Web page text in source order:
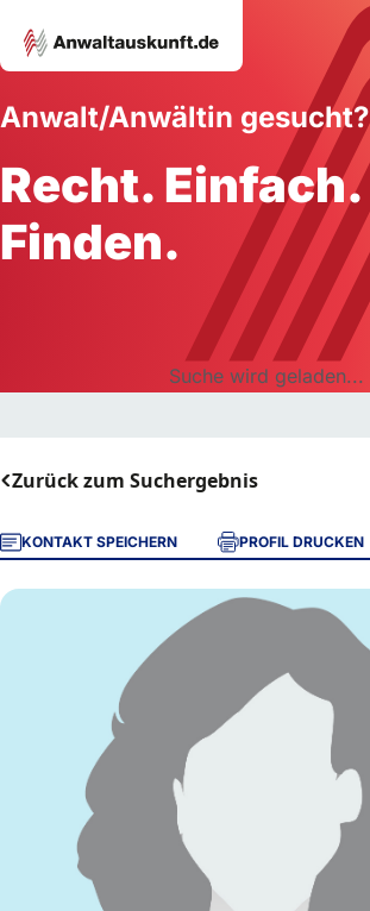
Anwalt/Anwältin gesucht?
Recht. Einfach.
Finden.
Suche wird geladen...
Zurück zum Suchergebnis
KONTAKT SPEICHERN PROFIL DRUCKEN